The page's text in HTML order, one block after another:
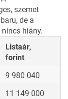
szemet
de a
hiány.
Listaár,
forint
9 980 040
11 149 000